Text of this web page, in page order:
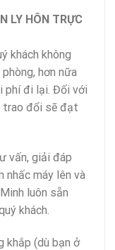
LY HÔN TRỰC
khách không
hơn nữa
phí đi lại. Đối với
trao đổi sẽ đạt
vấn, giải đáp
nhấc máy lên và
luôn sẵn
khách.
khắp (dù bạn ở